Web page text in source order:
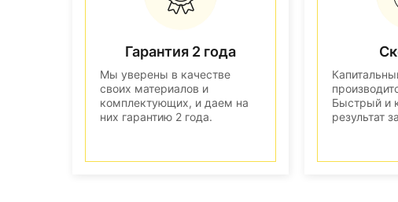
Гарантия 2 года
Мы уверены в качестве
своих материалов и
комплектующих, и даем на
них гарантию 2 года.
Быстрый и
результат